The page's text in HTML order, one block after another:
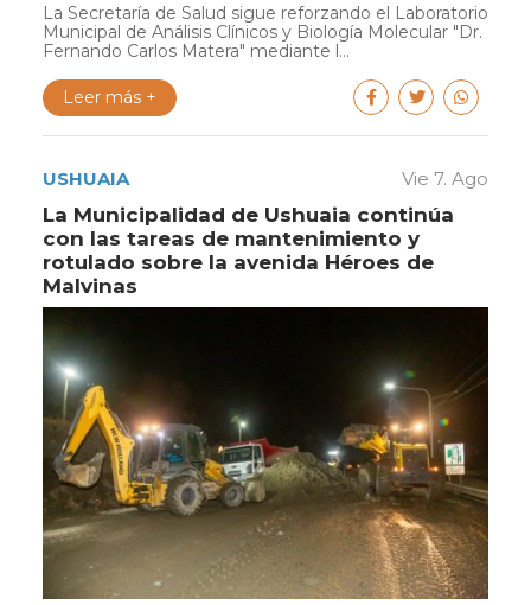
La Secretaría de Salud sigue reforzando el Laboratorio
Municipal de Análisis Clínicos y Biología Molecular "Dr.
Fernando Carlos Matera" mediante l...
Leer más +
USHUAIA Vie 7. Ago
La Municipalidad de Ushuaia continúa
con las tareas de mantenimiento y
rotulado sobre la avenida Héroes de
Malvinas